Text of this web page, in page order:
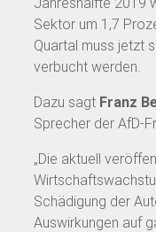
Sektor um 1,7
Quartal muss jetzt
verbucht werden.
Dazu sagt Franz
Sprecher der AfD-
„Die aktuell
Schädigung der
Auswirkungen auf